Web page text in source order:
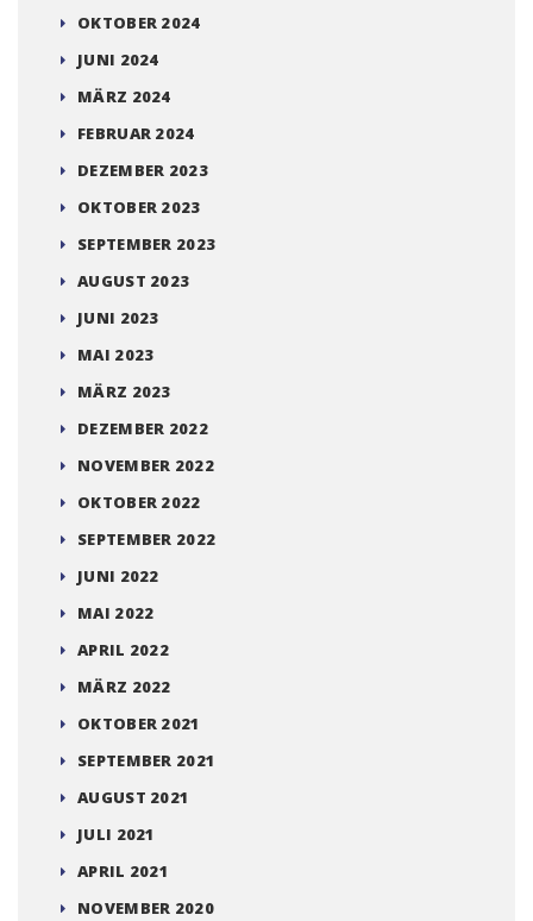
OKTOBER 2024
JUNI 2024
MÄRZ 2024
FEBRUAR 2024
DEZEMBER 2023
OKTOBER 2023
SEPTEMBER 2023
AUGUST 2023
JUNI 2023
MAI 2023
MÄRZ 2023
DEZEMBER 2022
NOVEMBER 2022
OKTOBER 2022
SEPTEMBER 2022
JUNI 2022
MAI 2022
APRIL 2022
MÄRZ 2022
OKTOBER 2021
SEPTEMBER 2021
AUGUST 2021
JULI 2021
APRIL 2021
NOVEMBER 2020